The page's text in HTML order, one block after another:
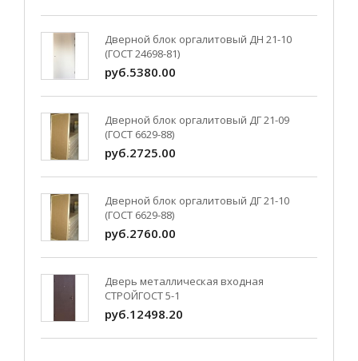
Дверной блок оргалитовый ДН 21-10
(ГОСТ 24698-81)
руб.5380.00
Дверной блок оргалитовый ДГ 21-09
(ГОСТ 6629-88)
руб.2725.00
Дверной блок оргалитовый ДГ 21-10
(ГОСТ 6629-88)
руб.2760.00
Дверь металлическая входная
СТРОЙГОСТ 5-1
руб.12498.20